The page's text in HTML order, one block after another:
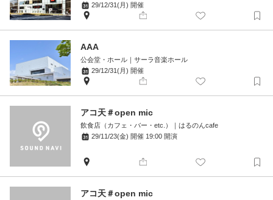
29/12/31(月) 開催
AAA
公会堂・ホール ｜ サーラ音楽ホール
29/12/31(月) 開催
アコ天＃open mic
飲食店（カフェ・バー・etc.） ｜ はるのんcafe
29/11/23(金) 開催 19:00 開演
アコ天＃open mic